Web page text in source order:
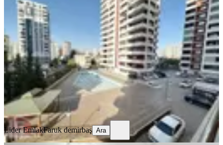
30 Bin Kira Getirili Havuz Güvenlik
Ful Yapılı Çok Geniş 1+1
Seyhan, Pınar Mahallesi
1+1·75 m²·1. Kat·07.08.2026
3.390.000 ₺
Lider EmlakFaruk demirbaş
Lider EmlakFaruk demirbaş Ara